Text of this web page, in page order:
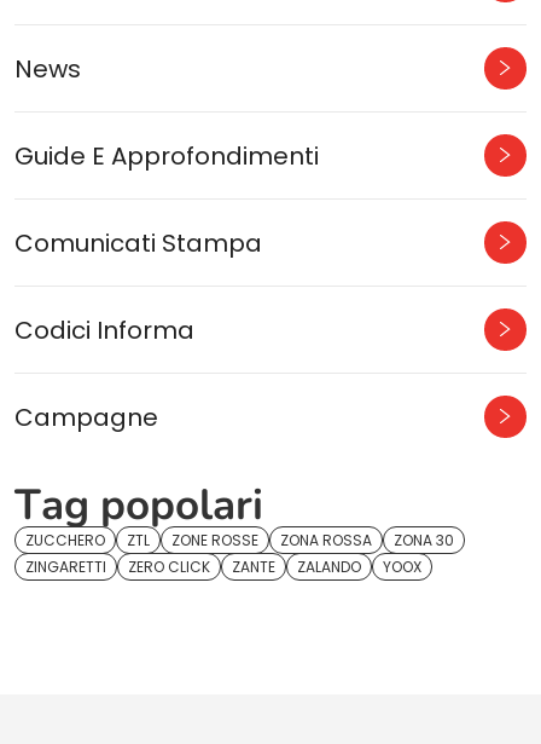
News
Guide E Approfondimenti
Comunicati Stampa
Codici Informa
Campagne
Tag popolari
ZUCCHERO ZTL ZONE ROSSE ZONA ROSSA
ZONA 30
ZINGARETTI
ZERO CLICK ZANTE ZALANDO YOOX